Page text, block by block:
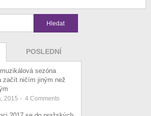
POSLEDNÍ
sezóna
začít ničím jiným než
2015 - 4Comments